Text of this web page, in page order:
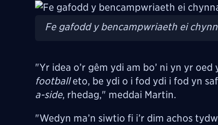
Image
Fe gafodd y bencampwriaeth ei
"Yr idea o’r gêm ydi am bo’ ni yn yr
footballeto, be ydi o i fod ydi i fod yn
a-side, rhedag," meddai Martin.
"Wedyn ma’n siwtio fi i’r dim achos